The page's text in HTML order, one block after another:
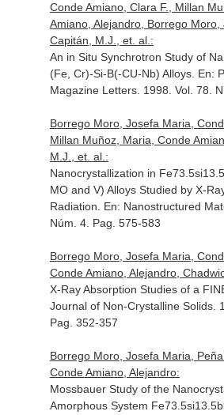
Conde Amiano, Clara F., Millan
Amiano, Alejandro, Borrego Moro,
Capitán, M.J., et. al.:
An in Situ Synchrotron Study of
(Fe, Cr)-Si-B(-CU-Nb) Alloys. En:
Magazine Letters. 1998. Vol. 78.
Borrego Moro, Josefa Maria,
Millan Muñoz, Maria, Conde
M.J., et. al.:
Nanocrystallization in
MO and V) Alloys Studied by X-
Radiation. En: Nanostructured
Núm. 4. Pag. 575-583
Borrego Moro, Josefa Maria,
Conde Amiano, Alejandro,
X-Ray Absorption Studies of a
Journal of Non-Crystalline Solids.
Pag. 352-357
Borrego Moro, Josefa Maria,
Conde Amiano, Alejandro:
Mossbauer Study of the
Amorphous System